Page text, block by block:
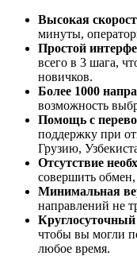
Высокая
минуты,
Простой
всего в 3 шага,
новичков.
Более 1000
возможность
Помощь с
поддержку при
Грузию,
Отсутствие
совершить обмен,
Минимальная
направлений не
чтобы вы могли
любое время.